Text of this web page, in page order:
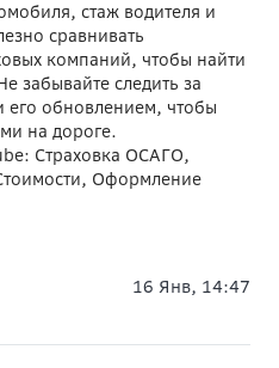
стаж водителя и
сравнивать
компаний, чтобы найти
забывайте следить за
его обновлением, чтобы
на дороге.
Страховка ОСАГО,
Оформление
16 Янв, 14:47